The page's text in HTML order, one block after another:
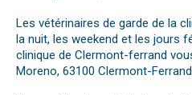
Les vétérinaires de garde de la
la nuit, les weekend et les jours
clinique de Clermont-ferrand
Moreno, 63100 Clermont-